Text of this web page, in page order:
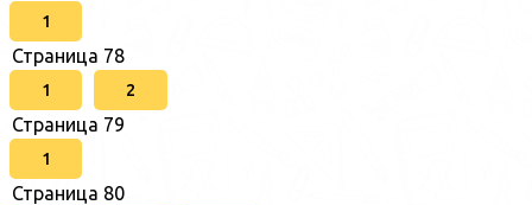
1
Страница 78
1 2
Страница 79
1
Страница 80